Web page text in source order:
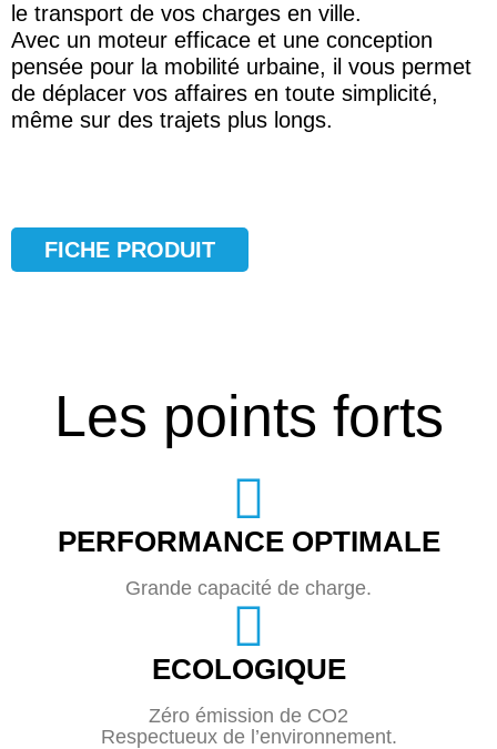
le transport de vos charges en ville.
Avec un moteur efficace et une conception
pensée pour la mobilité urbaine, il vous permet
de déplacer vos affaires en toute simplicité,
même sur des trajets plus longs.
FICHE PRODUIT
Les points forts
PERFORMANCE OPTIMALE
Grande capacité de charge.
ECOLOGIQUE
Zéro émission de CO2
Respectueux de l’environnement.